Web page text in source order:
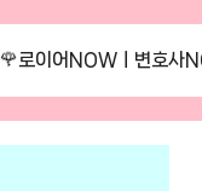
🌹로이어NOWㅣ변호사